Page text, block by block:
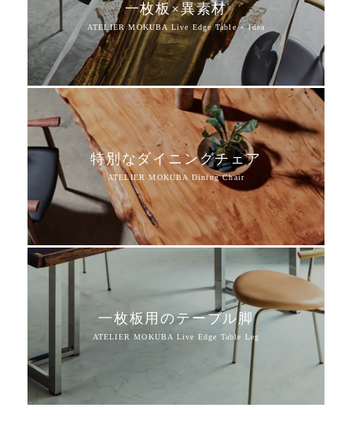
一枚板×異素材
特別なダイニングチェア
一枚板用のテーブル脚